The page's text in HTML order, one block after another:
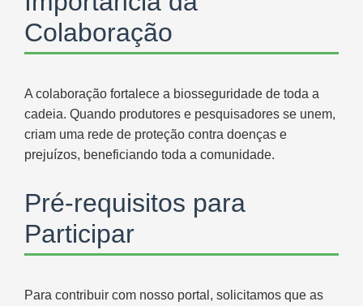
Colaboração
A colaboração fortalece a biosseguridade de toda a
cadeia. Quando produtores e pesquisadores se unem,
criam uma rede de proteção contra doenças e
prejuízos, beneficiando toda a comunidade.
Pré-requisitos para
Participar
Para contribuir com nosso portal, solicitamos que as